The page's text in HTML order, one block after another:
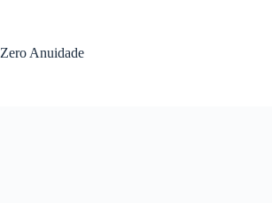
conteúdo
Zero Anuidade